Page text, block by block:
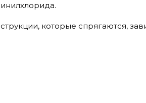
которые спрягаются,